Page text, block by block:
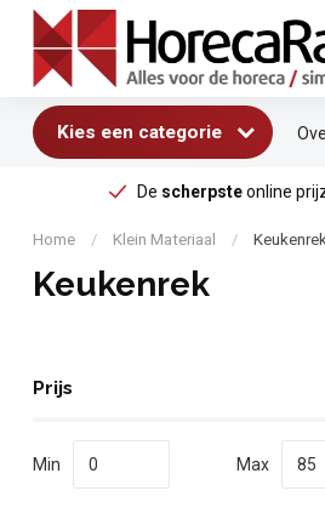
Kies een categorie
De scherpsteonline
Home / Klein Materiaal /
Keukenrek
Prijs
Min Max